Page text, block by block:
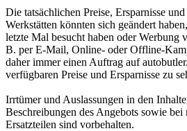
Die tatsächlichen Preise, Ersparnisse
Werkstätten könnten sich geändert
letzte Mal besucht haben oder Werbung
B. per E-Mail, Online- oder Offline-
daher immer einen Auftrag auf
verfügbaren Preise und Ersparnisse zu
Irrtümer und Auslassungen in den
Beschreibungen des Angebots sowie
Ersatzteilen sind vorbehalten.